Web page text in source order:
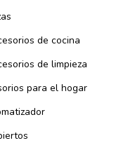
de cocina
de limpieza
para el hogar